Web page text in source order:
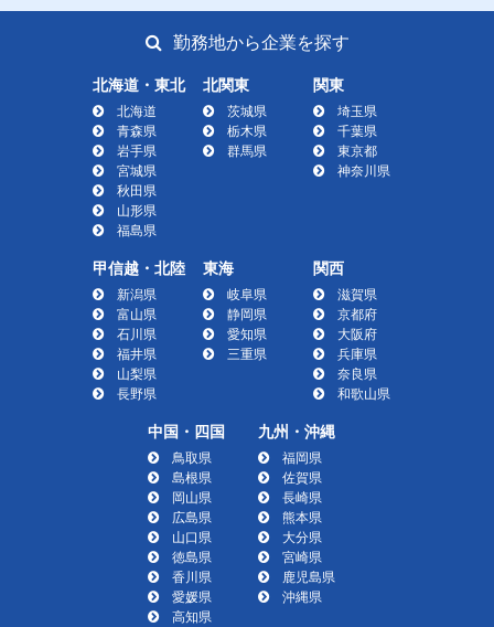
勤務地から企業を探す
北海道・東北
北海道
青森県
岩手県
宮城県
秋田県
山形県
福島県
北関東
茨城県
栃木県
群馬県
関東
埼玉県
千葉県
東京都
神奈川県
甲信越・北陸
新潟県
富山県
石川県
福井県
山梨県
長野県
東海
岐阜県
静岡県
愛知県
三重県
関西
滋賀県
京都府
大阪府
兵庫県
奈良県
和歌山県
中国・四国
鳥取県
島根県
岡山県
広島県
山口県
徳島県
香川県
愛媛県
高知県
九州・沖縄
福岡県
佐賀県
長崎県
熊本県
大分県
宮崎県
鹿児島県
沖縄県